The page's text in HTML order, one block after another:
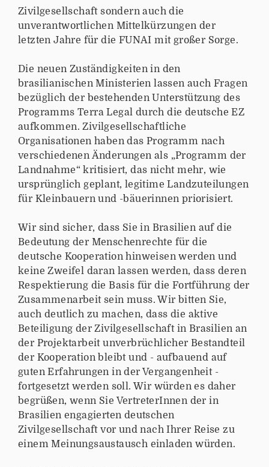
Zivilgesellschaft sondern auch die
unverantwortlichen Mittelkürzungen der
letzten Jahre für die FUNAI mit großer Sorge.
Die neuen Zuständigkeiten in den
brasilianischen Ministerien lassen auch Fragen
bezüglich der bestehenden Unterstützung des
Programms Terra Legal durch die deutsche EZ
aufkommen. Zivilgesellschaftliche
Organisationen haben das Programm nach
verschiedenen Änderungen als „Programm der
Landnahme“ kritisiert, das nicht mehr, wie
ursprünglich geplant, legitime Landzuteilungen
für Kleinbauern und -bäuerinnen priorisiert.
Wir sind sicher, dass Sie in Brasilien auf die
Bedeutung der Menschenrechte für die
deutsche Kooperation hinweisen werden und
keine Zweifel daran lassen werden, dass deren
Respektierung die Basis für die Fortführung der
Zusammenarbeit sein muss. Wir bitten Sie,
auch deutlich zu machen, dass die aktive
Beteiligung der Zivilgesellschaft in Brasilien an
der Projektarbeit unverbrüchlicher Bestandteil
der Kooperation bleibt und - aufbauend auf
guten Erfahrungen in der Vergangenheit -
fortgesetzt werden soll. Wir würden es daher
begrüßen, wenn Sie VertreterInnen der in
Brasilien engagierten deutschen
Zivilgesellschaft vor und nach Ihrer Reise zu
einem Meinungsaustausch einladen würden.